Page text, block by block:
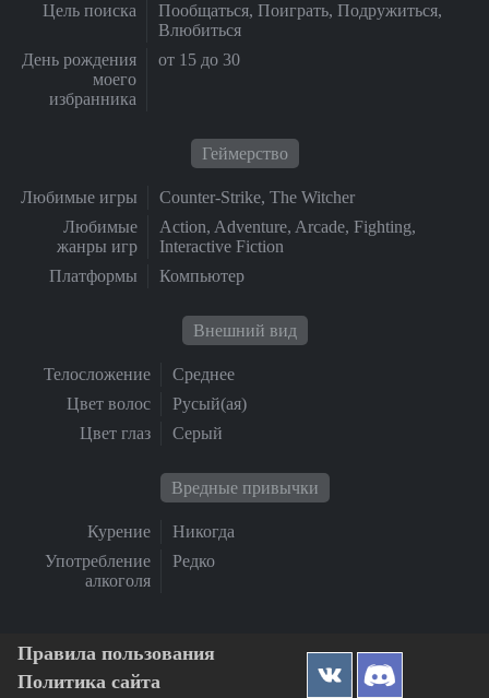
Цель поиска
Пообщаться, Поиграть, Подружиться,
Влюбиться
День рождения
моего
избранника
от 15 до 30
Геймерство
Любимые игры
Counter-Strike, The Witcher
Любимые
жанры игр
Action, Adventure, Arcade, Fighting,
Interactive Fiction
Платформы
Компьютер
Внешний вид
Телосложение
Среднее
Цвет волос
Русый(ая)
Цвет глаз
Серый
Вредные привычки
Курение
Никогда
Употребление
алкоголя
Редко
Правила пользования
Политика сайта